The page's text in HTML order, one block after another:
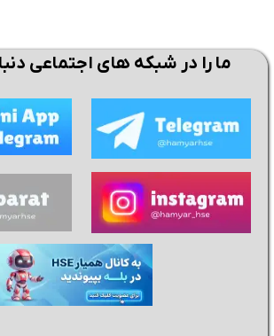
ما را در شبکه های اجتماعی